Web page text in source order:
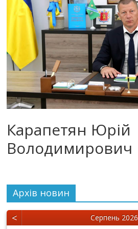
Карапетян Юрій
Володимирович
Архiв новин
< Серпень 2026